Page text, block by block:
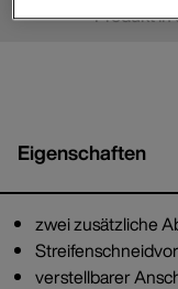
Produkt in
Eigenschaften
zwei zusätzliche
verstellbarer